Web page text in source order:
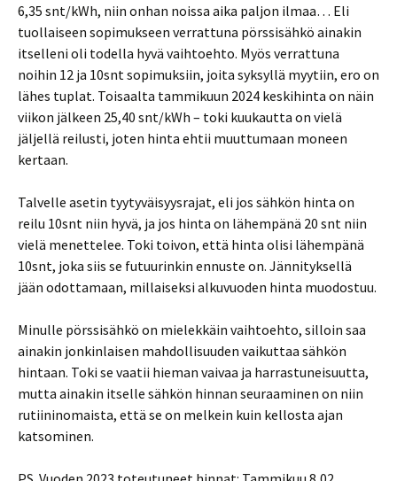
6,35 snt/kWh, niin onhan noissa aika paljon ilmaa… Eli
tuollaiseen sopimukseen verrattuna pörssisähkö ainakin
itselleni oli todella hyvä vaihtoehto. Myös verrattuna
noihin 12 ja 10snt sopimuksiin, joita syksyllä myytiin, ero on
lähes tuplat. Toisaalta tammikuun 2024 keskihinta on näin
viikon jälkeen 25,40 snt/kWh – toki kuukautta on vielä
jäljellä reilusti, joten hinta ehtii muuttumaan moneen
kertaan.
Talvelle asetin tyytyväisyysrajat, eli jos sähkön hinta on
reilu 10snt niin hyvä, ja jos hinta on lähempänä 20 snt niin
vielä menettelee. Toki toivon, että hinta olisi lähempänä
10snt, joka siis se futuurinkin ennuste on. Jännityksellä
jään odottamaan, millaiseksi alkuvuoden hinta muodostuu.
Minulle pörssisähkö on mielekkäin vaihtoehto, silloin saa
ainakin jonkinlaisen mahdollisuuden vaikuttaa sähkön
hintaan. Toki se vaatii hieman vaivaa ja harrastuneisuutta,
mutta ainakin itselle sähkön hinnan seuraaminen on niin
rutiininomaista, että se on melkein kuin kellosta ajan
katsominen.